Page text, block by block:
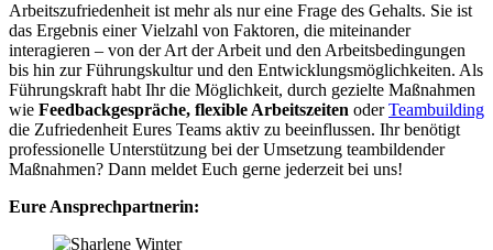
Arbeitszufriedenheit ist mehr als nur eine Frage des Gehalts. Sie ist
das Ergebnis einer Vielzahl von Faktoren, die miteinander
interagieren – von der Art der Arbeit und den Arbeitsbedingungen
bis hin zur Führungskultur und den Entwicklungsmöglichkeiten. Als
Führungskraft habt Ihr die Möglichkeit, durch gezielte Maßnahmen
wie Feedbackgespräche, flexible Arbeitszeiten oderTeambuilding
die Zufriedenheit Eures Teams aktiv zu beeinflussen. Ihr benötigt
professionelle Unterstützung bei der Umsetzung teambildender
Maßnahmen? Dann meldet Euch gerne jederzeit bei uns!
Eure Ansprechpartnerin: